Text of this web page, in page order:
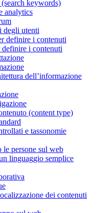
keywords)
analytics
degli utenti
definire i contenuti
definire i contenuti
dell’informazione
(content type)
e tassonomie
le persone sul web
linguaggio semplice
dei contenuti